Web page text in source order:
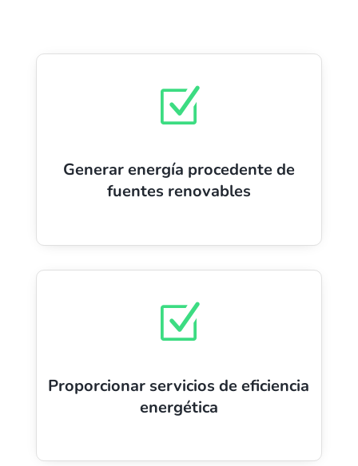
Z
Generar energía procedente de
fuentes renovables
Z
Proporcionar servicios de eficiencia
energética